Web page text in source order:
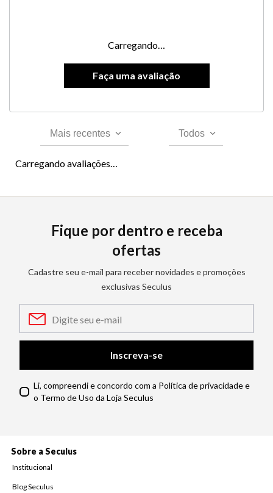
Carregando…
Mais recentes Todos
Carregando avaliações…
Fique por dentro e receba
ofertas
Cadastre seu e-mail para receber novidades e promoções
exclusivas Seculus
Inscreva-se
Li, compreendi e concordo com a Política de privacidade e
o Termo de Uso da Loja Seculus
Sobre a Seculus
Institucional
Blog Seculus